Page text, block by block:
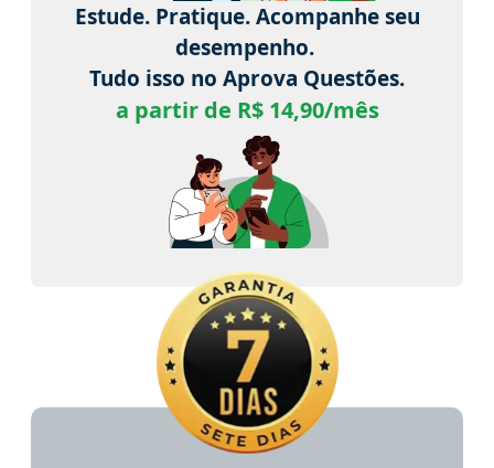
Estude. Pratique. Acompanhe seu
desempenho.
Tudo isso no Aprova Questões.
a partir de R$ 14,90/mês